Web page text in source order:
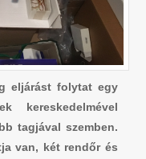
eljárást folytat egy
kereskedelmével
tagjával szemben.
van, két rendőr és